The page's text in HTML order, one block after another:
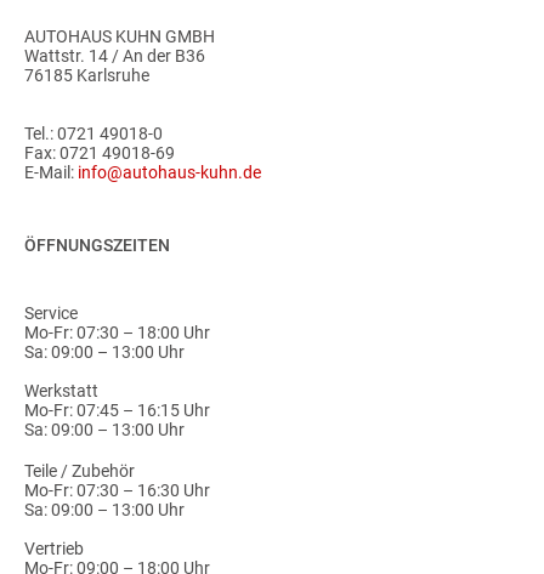
AUTOHAUS KUHN GMBH
Wattstr. 14 / An der B36
76185 Karlsruhe
Tel.:0721 49018-0
Fax: 0721 49018-69
E-Mail: info@autohaus-kuhn.de
ÖFFNUNGSZEITEN
Service
Mo-Fr: 07:30 – 18:00 Uhr
Sa: 09:00 – 13:00 Uhr
Werkstatt
Mo-Fr: 07:45 – 16:15 Uhr
Sa: 09:00 – 13:00 Uhr
Teile / Zubehör
Mo-Fr: 07:30 – 16:30 Uhr
Sa: 09:00 – 13:00 Uhr
Vertrieb
Mo-Fr: 09:00 – 18:00 Uhr